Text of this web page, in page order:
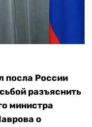
посла России
разъяснить
министра
о